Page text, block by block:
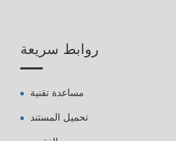
روابط سريعة
مساعدة تقنية
تحميل المستند